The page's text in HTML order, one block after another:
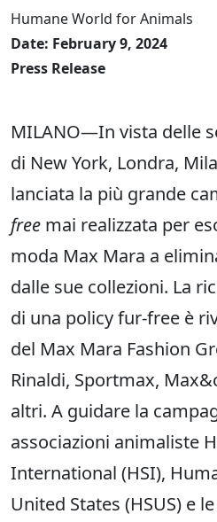
Humane World for Animals
Date: February 9, 2024
Press Release
MILANO—In vista delle
di New York, Londra,
lanciata la più grande
free mai realizzata per
moda Max Mara a
dalle sue collezioni. La
di una policy fur-free è
del Max Mara Fashion
Rinaldi, Sportmax,
altri. A guidare la
associazioni animaliste
International (HSI),
United States (HSUS) e